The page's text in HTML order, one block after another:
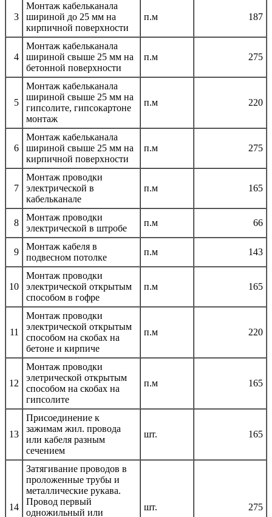
3
Монтаж кабельканала
шириной до 25 мм на
кирпичной поверхности
п.м 187
4
Монтаж кабельканала
шириной свыше 25 мм на
бетонной поверхности
п.м 275
5
Монтаж кабельканала
шириной свыше 25 мм на
гипсолите, гипсокартоне
монтаж
п.м 220
6
Монтаж кабельканала
шириной свыше 25 мм на
кирпичной поверхности
п.м 275
7
Монтаж проводки
электрической в
кабельканале
п.м 165
8
Монтаж проводки
электрической в штробе
п.м 66
9
Монтаж кабеля в
подвесном потолке
п.м 143
10
Монтаж проводки
электрической открытым
способом в гофре
п.м 165
11
Монтаж проводки
электрической открытым
способом на скобах на
бетоне и кирпиче
п.м 220
12
Монтаж проводки
элетрической открытым
способом на скобах на
гипсолите
п.м 165
13
Присоединение к
зажимам жил. провода
или кабеля разным
сечением
шт. 165
14
Затягивание проводов в
проложенные трубы и
металлические рукава.
Провод первый
одножильный или
шт. 275